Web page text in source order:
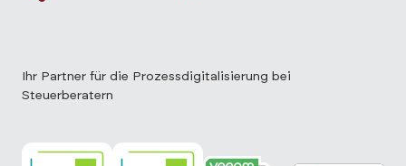
Ihr Partner für die Prozessdigitalisierung bei
Steuerberatern